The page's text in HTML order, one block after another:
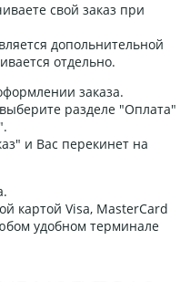
свой заказ при
допольнительной
отдельно.
заказа.
разделе "Оплата"
и Вас перекинет на
картой Visa, MasterCard
удобном терминале